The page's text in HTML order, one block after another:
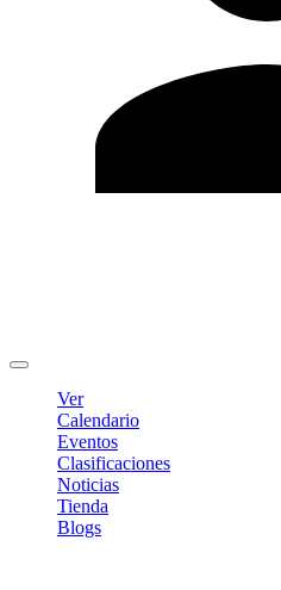
Ver
Calendario
Eventos
Clasificaciones
Noticias
Tienda
Blogs